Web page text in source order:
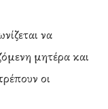
να
μητέρα και
οι